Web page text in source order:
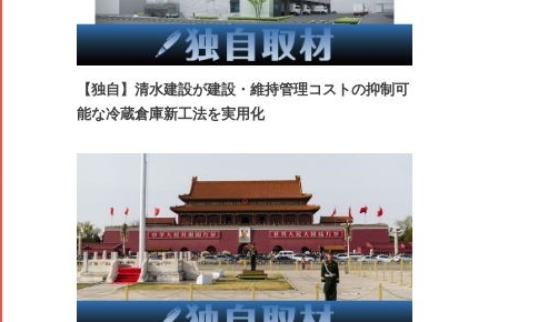
【独自】清水建設が建設・維持管理コストの抑制可
能な冷蔵倉庫新工法を実用化